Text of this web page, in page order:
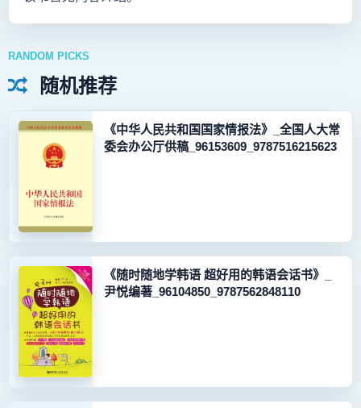
RANDOM PICKS
随机推荐
《中华人民共和国国家情报法》_全国人大常
委会办公厅供稿_96153609_9787516215623
《随时随地学韩语 超好用的韩语会话书》_
尹悦编著_96104850_9787562848110